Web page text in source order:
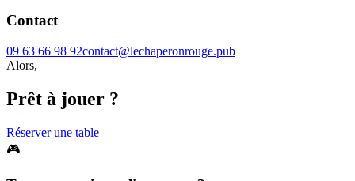
Contact
09 63 66 98 92contact@lechaperonrouge.pub
Alors,
Prêt à jouer ?
Réserver une table
🎮